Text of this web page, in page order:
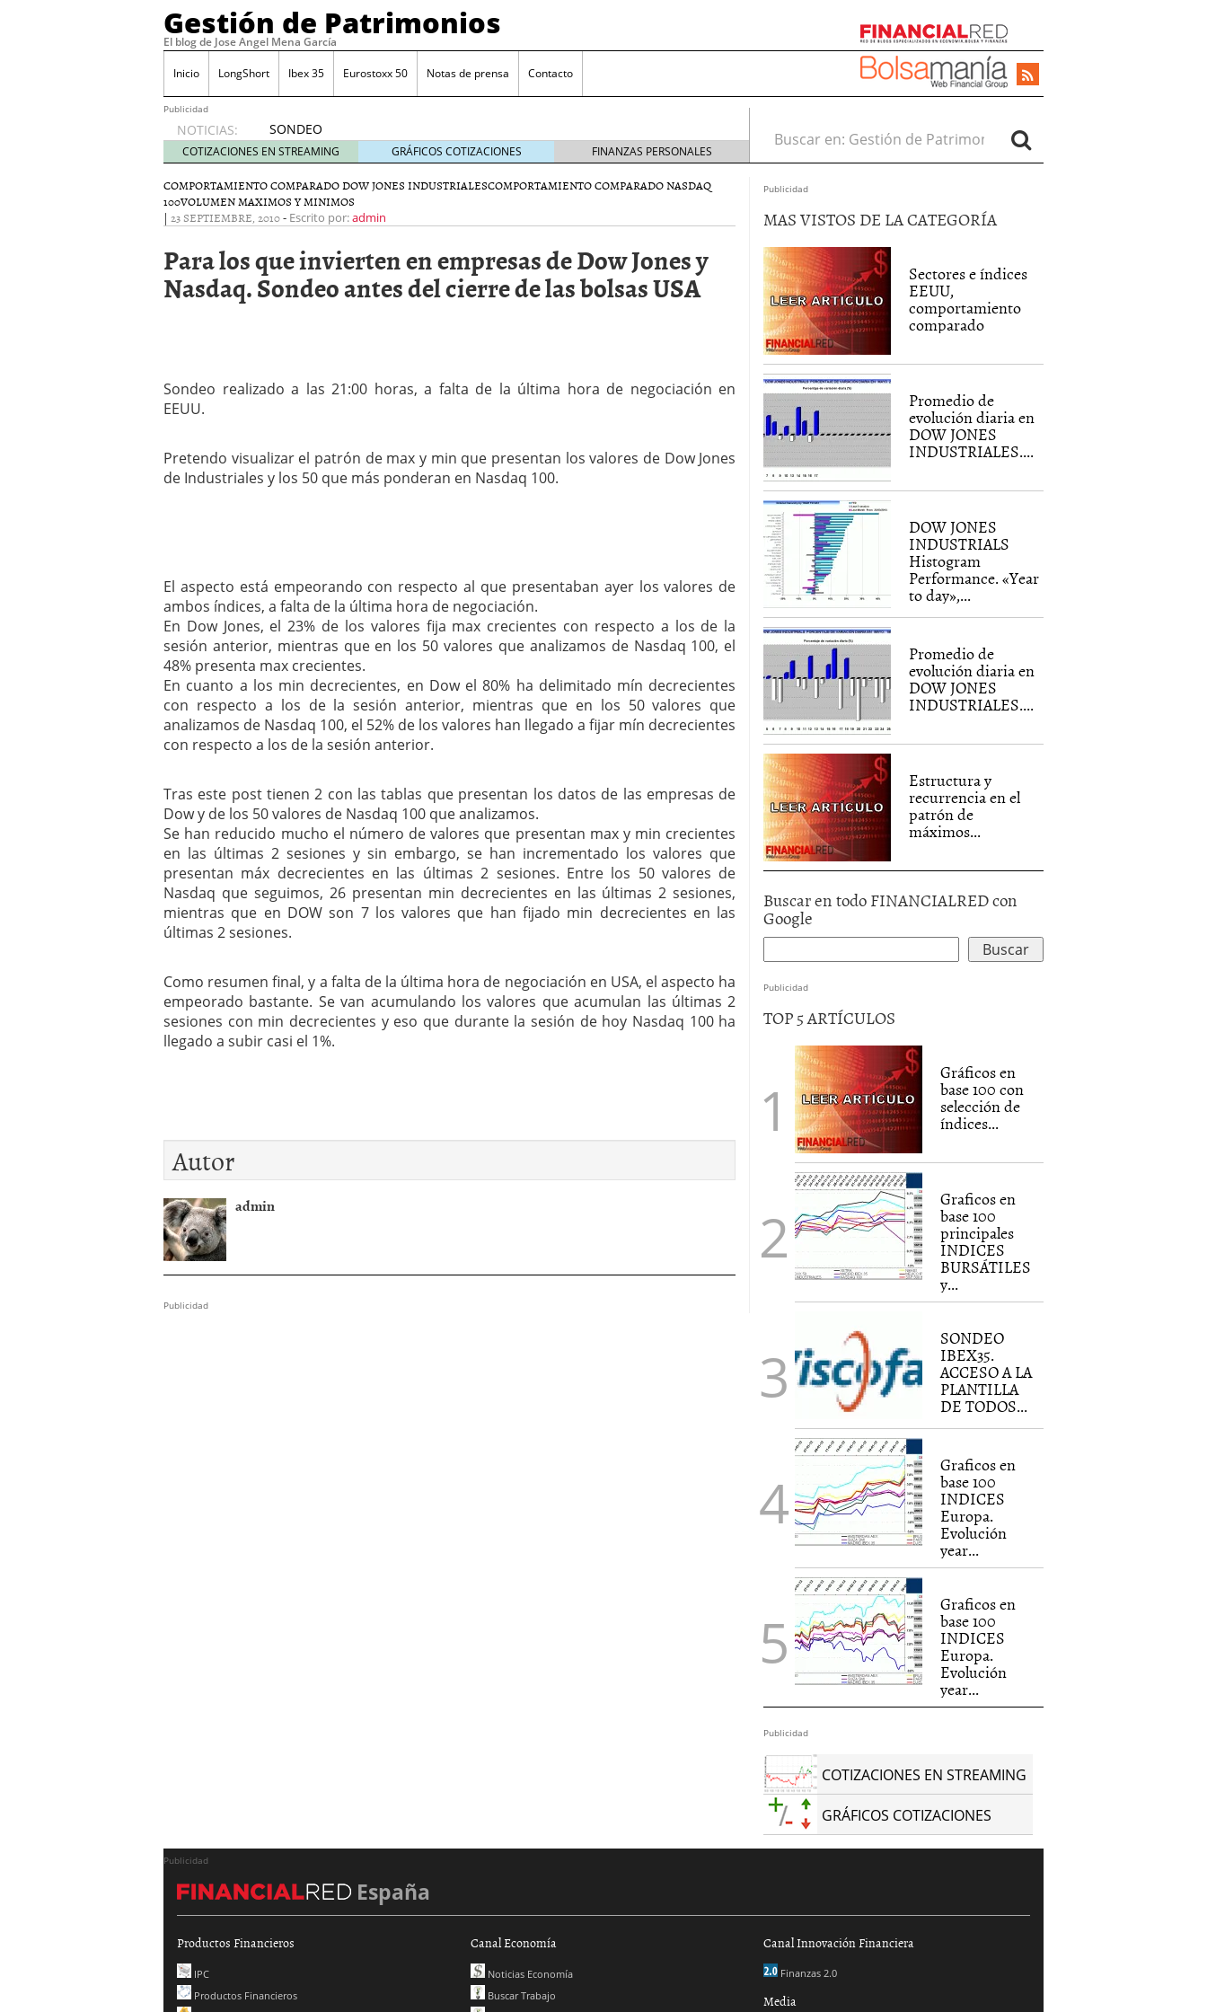
Gestión de Patrimonios
El blog de Jose Angel Mena García
Inicio LongShort Ibex 35 Eurostoxx 50 Notas de prensa Contacto
Publicidad
NOTICIAS:
SONDEO
IBEX35.
ACCESO
A LA
PLANTILLA
DE
LOS
VALORES
DE
SONDEO DIARIO IBEX35. Distancia de los valores de IBEX35 a m?ximos
anuales. Se constata progresivo alejamiento global de m?ximos anuales
y a?n tienen recorrido adicional mayo 24, 2013
CATALEJO SOBRE IBEX35. TERMOMETROS. Aún con recorrido a la baja para
alcanzar la zona de sobreventa y entonces si se podría apostar por un
COTIZACIONES EN STREAMING GRÁFICOS COTIZACIONES FINANZAS PERSONALES
Buscar en:
COMPORTAMIENTO COMPARADO DOW JONES INDUSTRIALESCOMPORTAMIENTO COMPARADO NASDAQ
100VOLUMEN MAXIMOS Y MINIMOS
| 23 SEPTIEMBRE, 2010- Escrito por:admin
Para los que invierten en empresas de Dow Jones y
Nasdaq. Sondeo antes del cierre de las bolsas USA
Sondeo realizado a las 21:00 horas, a falta de la última hora de negociación en
EEUU.
Pretendo visualizar el patrón de max y min que presentan los valores de Dow Jones
de Industriales y los 50 que más ponderan en Nasdaq 100.
El aspecto está empeorando con respecto al que presentaban ayer los valores de
ambos índices, a falta de la última hora de negociación.
En Dow Jones, el 23% de los valores fija max crecientes con respecto a los de la
sesión anterior, mientras que en los 50 valores que analizamos de Nasdaq 100, el
48% presenta max crecientes.
En cuanto a los min decrecientes, en Dow el 80% ha delimitado mín decrecientes
con respecto a los de la sesión anterior, mientras que en los 50 valores que
analizamos de Nasdaq 100, el 52% de los valores han llegado a fijar mín decrecientes
con respecto a los de la sesión anterior.
Tras este post tienen 2 con las tablas que presentan los datos de las empresas de
Dow y de los 50 valores de Nasdaq 100 que analizamos.
Se han reducido mucho el número de valores que presentan max y min crecientes
en las últimas 2 sesiones y sin embargo, se han incrementado los valores que
presentan máx decrecientes en las últimas 2 sesiones. Entre los 50 valores de
Nasdaq que seguimos, 26 presentan min decrecientes en las últimas 2 sesiones,
mientras que en DOW son 7 los valores que han fijado min decrecientes en las
últimas 2 sesiones.
Como resumen final, y a falta de la última hora de negociación en USA, el aspecto ha
empeorado bastante. Se van acumulando los valores que acumulan las últimas 2
sesiones con min decrecientes y eso que durante la sesión de hoy Nasdaq 100 ha
llegado a subir casi el 1%.
Autor
admin
Publicidad
Publicidad
MAS VISTOS DE LA CATEGORÍA
Sectores e índices
EEUU,
comportamiento
comparado
Promedio de
evolución diaria en
DOW JONES
INDUSTRIALES....
DOW JONES
INDUSTRIALS
Histogram
Performance. «Year
to day»,...
Promedio de
evolución diaria en
DOW JONES
INDUSTRIALES....
Estructura y
recurrencia en el
patrón de
máximos...
Buscar en todo FINANCIALRED con
Google
Publicidad
TOP 5 ARTÍCULOS
Gráficos en
base 100 con
selección de
índices...
Graficos en
base 100
principales
INDICES
BURSÁTILES
y...
SONDEO
IBEX35.
ACCESO A LA
PLANTILLA
DE TODOS...
Graficos en
base 100
INDICES
Europa.
Evolución
year...
Graficos en
base 100
INDICES
Europa.
Evolución
year...
Publicidad
COTIZACIONES EN STREAMING
GRÁFICOS COTIZACIONES
Publicidad
España
Productos Financieros
IPC
Productos Financieros
Canal Economía
Noticias Economía
Buscar Trabajo
Canal Innovación Financiera
Finanzas 2.0
Media